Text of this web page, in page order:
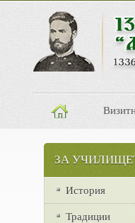
ЗА
История
Традиции